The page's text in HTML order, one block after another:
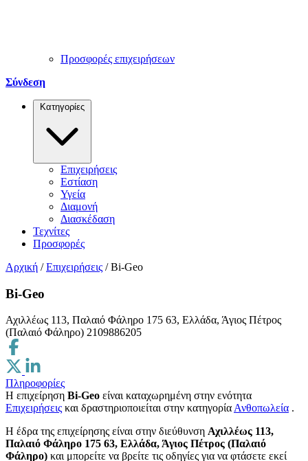
Προσφορές επιχειρήσεων
Σύνδεση
Κατηγορίες
Επιχειρήσεις
Εστίαση
Υγεία
Διαμονή
Διασκέδαση
Τεχνίτες
Προσφορές
Αρχική / Επιχειρήσεις / Bi-Geo
Bi-Geo
Αχιλλέως 113, Παλαιό Φάληρο 175 63, Ελλάδα, Άγιος Πέτρος
(Παλαιό Φάληρο) 2109886205
Πληροφορίες
Η επιχείρηση Bi-Geo είναι καταχωρημένη στην ενότητα
Επιχειρήσεις και δραστηριοποιείται στην κατηγορίαΑνθοπωλεία .
H έδρα της επιχείρησης είναι στην διεύθυνση Αχιλλέως 113,
Παλαιό Φάληρο 175 63, Ελλάδα, Άγιος Πέτρος (Παλαιό
Φάληρο) και μπορείτε να βρείτε τις οδηγίες για να φτάσετε εκεί